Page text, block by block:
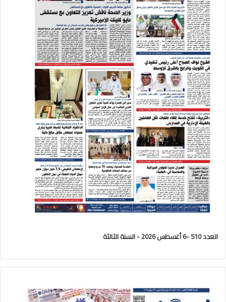
العدد 510 -6 أغسطس 2026 - السنة الثالثة